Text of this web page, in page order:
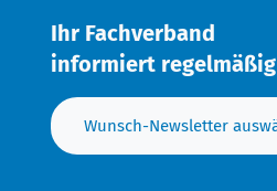
Ihr Fachverband
informiert
Wunsch-Newsletter